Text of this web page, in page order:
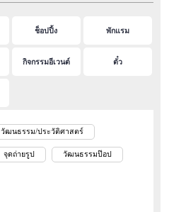
ช็อปปิ้ง พักแรม
กิจกรรมอีเวนต์ ตั๋ว
วัฒนธรรม/ประวัติศาสตร์
จุดถ่ายรูป วัฒนธรรมป๊อป